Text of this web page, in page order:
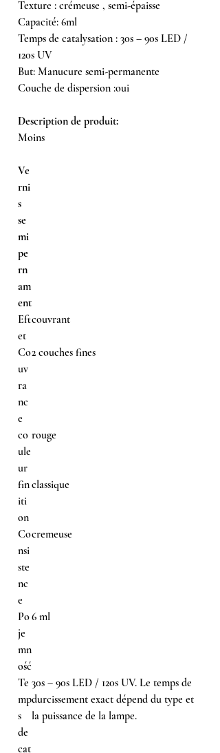
Texture : crémeuse , semi-épaisse
Capacité: 6ml
Temps de catalysation : 30s – 90s LED /
120s UV
But: Manucure semi-permanente
Couche de dispersion :oui
Description de produit:
Moins
Ve
rni
s
se
mi
pe
rn
am
ent
Eft
et
couvrant
Co
uv
ra
nc
e
2 couches fines
co
ule
ur
rouge
fin
iti
on
classique
Co
nsi
ste
nc
e
cremeuse
Po
je
mn
ość
6 ml
Te
mp
s
de
cat
30s – 90s LED / 120s UV. Le temps de
durcissement exact dépend du type et
la puissance de la lampe.